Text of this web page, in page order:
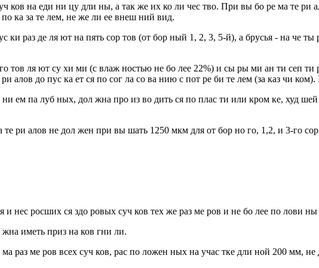
ков на еди ни цу дли ны, а так же их ко ли чес тво. При вы бо ре ма те
ка за те лем, не же ли ее внеш ний вид.
ки раз де ля ют на пять сор тов (от бор ный 1, 2, 3, 5-й), а брусья - на че
тов ля ют су хи ми (с влаж ностью не бо лее 22%) и сы ры ми ан ти сеп
до пус ка ет ся по сог ла со ва нию с пот ре би те лем (за каз чи
ем па луб ных, дол жна про из во дить ся по плас ти или кром ке, худ
ри алов не дол жен при вы шать 1250 мкм для от бор но го, 1,2, и 3-го
нес росших ся здо ровых суч ков тех же раз ме ров и не бо лее по лови ны
иметь приз на ков гни ли.
раз ме ров всех суч ков, рас по ложен ных на учас тке дли ной 200 мм,